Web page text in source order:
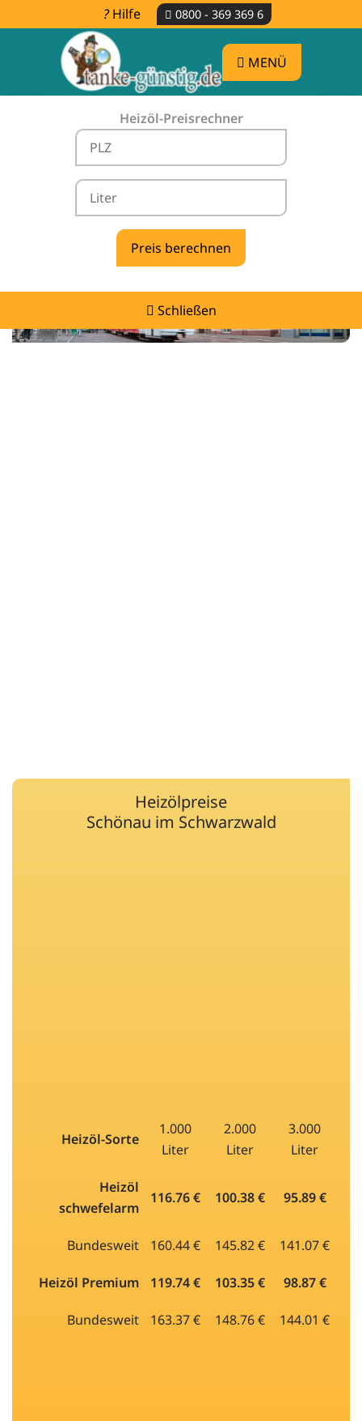
Hilfe 0800 - 369 369 6
MENÜ
Heizöl-Preisrechner
Schließen
Heizölpreise Schönau im Schwarzwald -
vergleichen & günstig tanken
Heizölpreise
Schönau im Schwarzwald
Heizöl-Sorte
1.000
Liter
2.000
Liter
3.000
Liter
Heizöl
schwefelarm
116.76 € 100.38 € 95.89 €
Bundesweit 160.44 € 145.82 € 141.07 €
Heizöl Premium 119.74 € 103.35 € 98.87 €
Bundesweit 163.37 € 148.76 € 144.01 €